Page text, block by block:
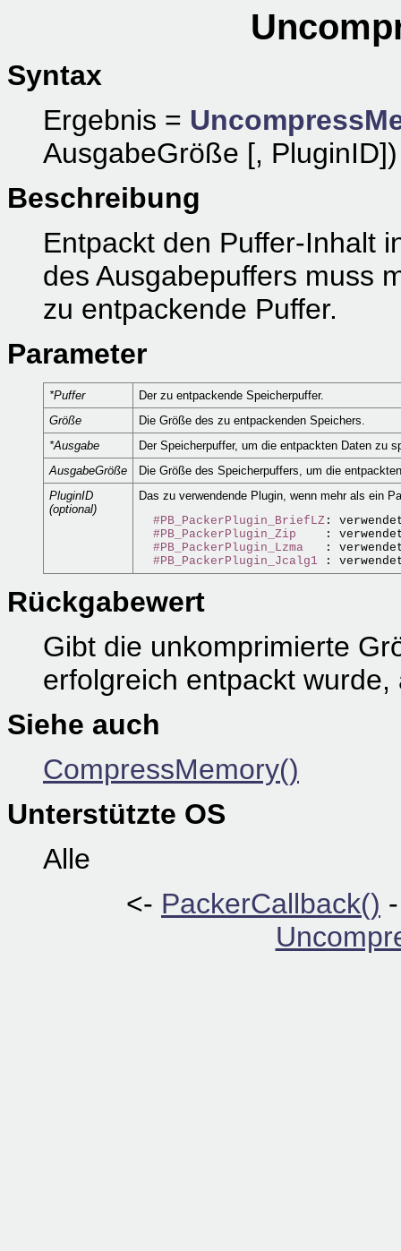
Syntax
Ergebnis =
AusgabeGröße [, PluginID])
Beschreibung
Entpackt den Puffer-Inhalt
des Ausgabepuffers muss
zu entpackende Puffer.
Parameter
*Puffer
Der zu entpackende Speicherpuffer.
Größe
Die Größe des zu entpackenden Speichers.
*Ausgabe
Der Speicherpuffer, um die entpackten Daten zu
AusgabeGröße
Die Größe des Speicherpuffers, um die
PluginID
(optional)
Das zu verwendende Plugin, wenn mehr als ein
#PB_PackerPlugin_BriefLZ :
#PB_PackerPlugin_Zip
:
#PB_PackerPlugin_Lzma
:
#PB_PackerPlugin_Jcalg1 :
Rückgabewert
Gibt die unkomprimierte
erfolgreich entpackt
Siehe auch
CompressMemory()
Unterstützte OS
Alle
<- PackerCallback()